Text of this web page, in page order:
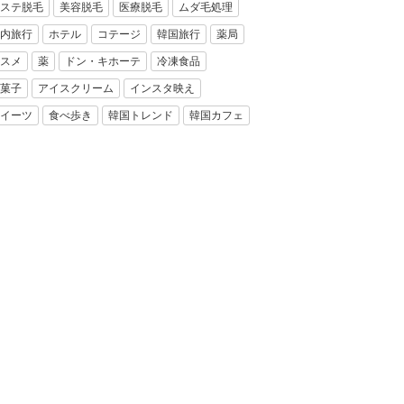
テ脱毛 美容脱毛 医療脱毛 ムダ毛処理
旅行 ホテル コテージ 韓国旅行 薬局
メ 薬 ドン・キホーテ 冷凍食品
子 アイスクリーム インスタ映え
ーツ 食べ歩き 韓国トレンド 韓国カフェ